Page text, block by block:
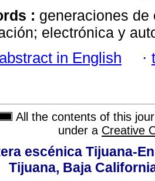
: generaciones de
electrónica y
abstract in English ·
All the contents of this
under a Creative
escénica Tijuana-
Tijuana, Baja